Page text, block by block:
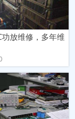
功放维修，多年维